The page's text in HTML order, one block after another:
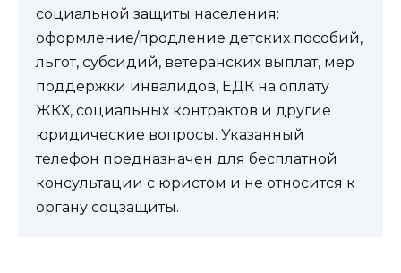
социальной защиты населения:
оформление/продление детских пособий,
льгот, субсидий, ветеранских выплат, мер
поддержки инвалидов, ЕДК на оплату
ЖКХ, социальных контрактов и другие
юридические вопросы. Указанный
телефон предназначен для бесплатной
консультации с юристом и не относится к
органу соцзащиты.